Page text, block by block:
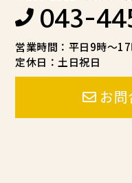
043-
営業時間：平日9時～
定休日：土日祝日
お